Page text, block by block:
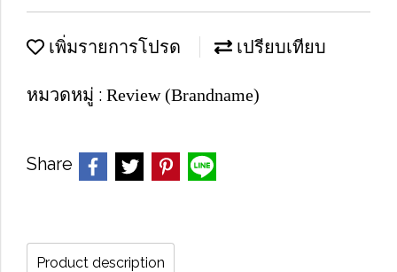
เพิ่มรายการโปรด เปรียบเทียบ
หมวดหมู่ : Review (Brandname)
Share
Product description